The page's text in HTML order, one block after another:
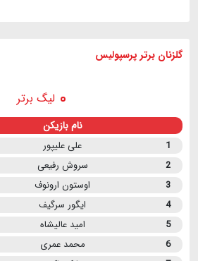
گلزنان برتر پرسپولیس
لیگ برتر
نام بازیکن
1 علی علیپور
2
سروش رفیعی
3
اوستون ارونوف
4
ایگور سرگیف
5
امید عالیشاه
6
محمد عمری